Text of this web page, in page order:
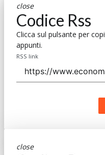
close
Codice Rss
Clicca sul pulsante per
appunti.
RSS link
close